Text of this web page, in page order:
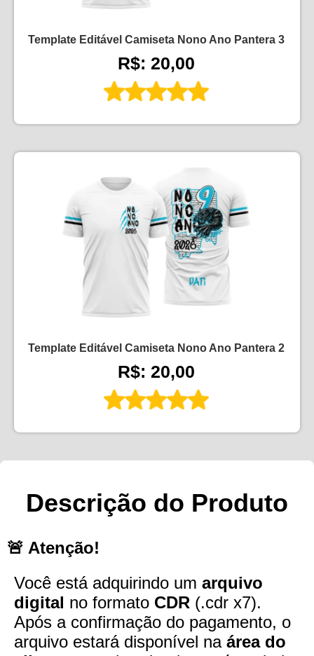
Template Editável Camiseta Nono Ano Pantera 3
R$: 20,00
Template Editável Camiseta Nono Ano Pantera 2
R$: 20,00
Descrição do Produto
🚨 Atenção!
Você está adquirindo um arquivo
digital no formato CDR (.cdr x7).
Após a confirmação do pagamento, o
arquivo estará disponível na área do